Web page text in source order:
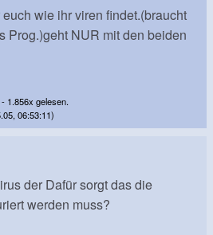
wie ihr viren findet.(braucht
Prog.)geht NUR mit den beiden
1.856x gelesen.
06:53:11)
der Dafür sorgt das die
werden muss?